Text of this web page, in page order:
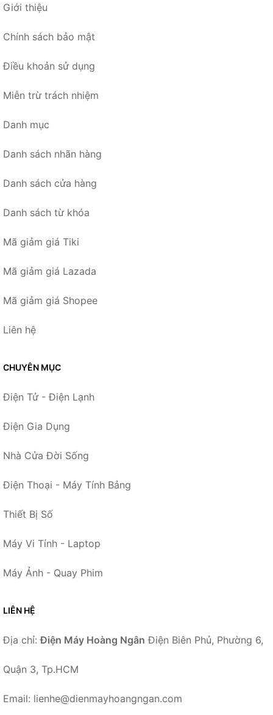
Giới thiệu
Chính sách bảo mật
Điều khoản sử dụng
Miễn trừ trách nhiệm
Danh mục
Danh sách nhãn hàng
Danh sách cửa hàng
Danh sách từ khóa
Mã giảm giá Tiki
Mã giảm giá Lazada
Mã giảm giá Shopee
Liên hệ
CHUYÊN MỤC
Điện Tử - Điện Lạnh
Điện Gia Dụng
Nhà Cửa Đời Sống
Điện Thoại - Máy Tính Bảng
Thiết Bị Số
Máy Vi Tính - Laptop
Máy Ảnh - Quay Phim
LIÊN HỆ
Địa chỉ:Điện Máy Hoàng Ngân Điện Biên Phủ, Phường 6,
Quận 3, Tp.HCM
Email: lienhe@dienmayhoangngan.com